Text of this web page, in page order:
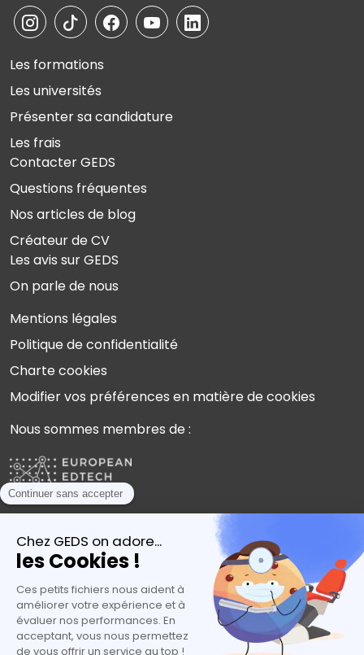
Les formations
Les universités
Présenter sa candidature
Les frais
Contacter GEDS
Questions fréquentes
Nos articles de blog
Créateur de CV
Les avis sur GEDS
On parle de nous
Mentions légales
Politique de confidentialité
Charte cookies
Modifier vos préférences en matière de cookies
Nous sommes membres de :
Plébiscités par les experts de l’orientation